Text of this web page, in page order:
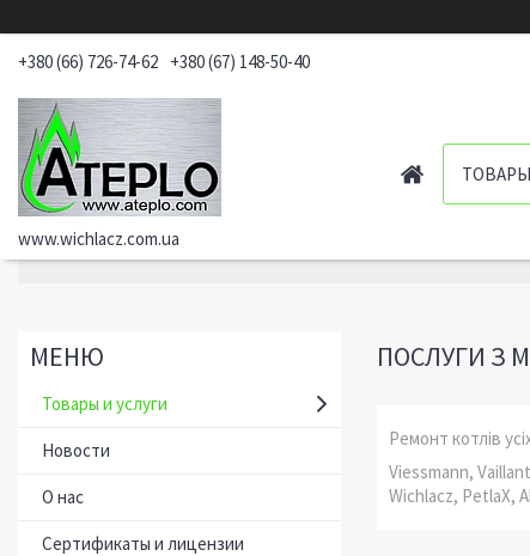
+380 (66) 726-74-62 +380 (67) 148-50-40
www.wichlacz.com.ua
ПОСЛУГИ З
Ремонт котлів
Viessmann,
Wichlacz, PetlaX,
Товары и услуги
Новости
О нас
Сертификаты и лицензии